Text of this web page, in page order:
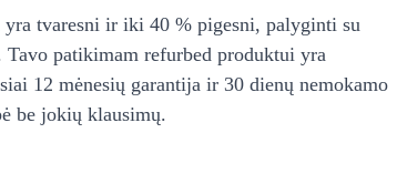
yra tvaresni ir iki 40 % pigesni, palyginti su
Tavo patikimam refurbed produktui yra
12 mėnesių garantija ir 30 dienų nemokamo
be jokių klausimų.